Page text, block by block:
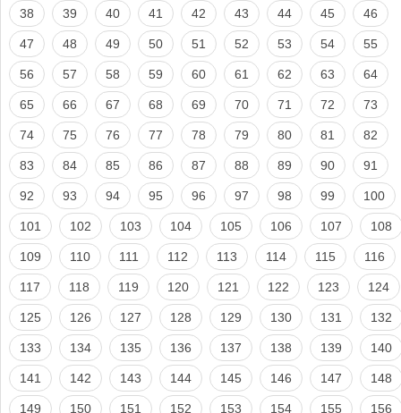
38 39 40 41 42 43 44 45 46
47 48 49 50 51 52 53 54 55
56 57 58 59 60 61 62 63 64
65 66 67 68 69 70 71 72 73
74 75 76 77 78 79 80 81 82
83 84 85 86 87 88 89 90 91
92 93 94 95 96 97 98 99 100
101 102 103 104 105 106 107 108
109 110 111 112 113 114 115 116
117 118 119 120 121 122 123 124
125 126 127 128 129 130 131 132
133 134 135 136 137 138 139 140
141 142 143 144 145 146 147 148
149 150 151 152 153 154 155 156